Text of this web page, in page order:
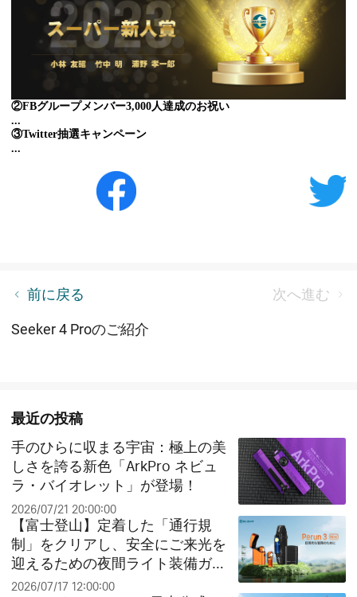
②FBグループメンバー3,000人達成のお祝い
...
③Twitter抽選キャンペーン
...
前に戻る 次へ進む
Seeker 4 Proの製造工芸と使い方
Seeker 4 Proのご紹介
最近の投稿
手のひらに収まる宇宙：極上の美
しさを誇る新色「ArkPro ネビュ
ラ・バイオレット」が登場！
2026/07/21 20:00:00
【富士登山】定着した「通行規
制」をクリアし、安全にご来光を
迎えるための夜間ライト装備ガイ
ド
2026/07/17 12:00:00